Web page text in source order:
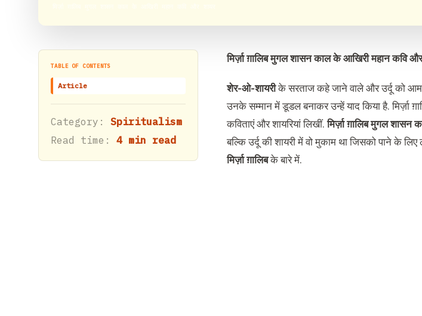
TABLE OF CONTENTS
Article
Category: Spiritualism
Read time: 4 min read
मिर्ज़ा ग़ालिब मुगल शासन काल के आखिरी महान कवि
शेर-ओ-शायरीके सरताज कहे जाने वाले और उर्दू को
उनके सम्मान में डूडल बनाकर उन्हें याद किया है. मिर्ज़ा
कविताएं और शायरियां लिखीं.मिर्ज़ा ग़ालिब मुगल शासन
बल्कि उर्दू की शायरी में वो मुकाम था जिसको पाने
मिर्ज़ा ग़ालिबके बारे में.